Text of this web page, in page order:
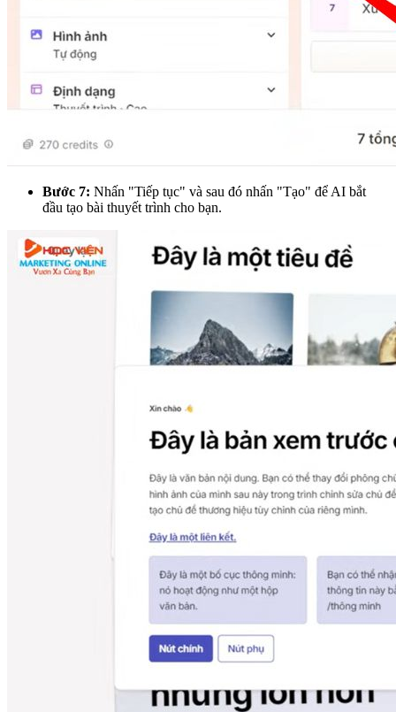
Bước 7: Nhấn "Tiếp tục" và sau đó nhấn "Tạo" để AI bắt
đầu tạo bài thuyết trình cho bạn.